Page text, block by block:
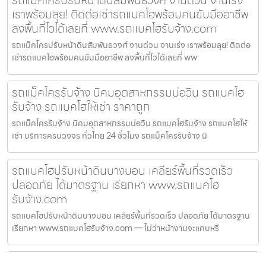
เราพร้อมลุย! ติดต่อเช่ารถแบคโฮพร้อมคนขับมืออาชีพ
ลงพื้นที่ไวได้เลยที่ www.รถแบคโฮรับจ้าง.com
รถแม็คโครปรับหน้าดินสัมพันธวงศ์ งานด่วน งานเร่ง เราพร้อมลุย! ติดต่อ
เช่ารถแบคโฮพร้อมคนขับมืออาชีพ ลงพื้นที่ไวได้เลยที่ ww
รถแม็คโครรับจ้าง นิคมอุตสาหกรรมบ่อวิน รถแบคโฮ
รับจ้าง รถแบคโฮให้เช่า ราคาถูก
รถแม็คโครรับจ้าง นิคมอุตสาหกรรมบ่อวิน รถแบคโฮรับจ้าง รถแบคโฮให้
เช่า บริการครบวงจร ทั่วไทย 24 ชั่วโมง รถแม็คโครรับจ้าง นิ
รถแบคโฮปรับหน้าดินบางบอน เคลียร์พื้นที่รวดเร็ว
ปลอดภัย ได้มาตรฐาน เรียกหา www.รถแบคโฮ
รับจ้าง.com
รถแบคโฮปรับหน้าดินบางบอน เคลียร์พื้นที่รวดเร็ว ปลอดภัย ได้มาตรฐาน
เรียกหา www.รถแบคโฮรับจ้าง.com — ไม่ว่าหน้างานจะแคบหรื